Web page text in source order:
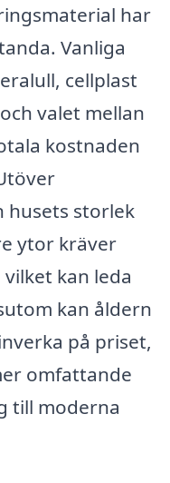
har
Vanliga
cellplast
valet mellan
kostnaden
husets storlek
ytor kräver
kan leda
kan åldern
på priset,
omfattande
till moderna